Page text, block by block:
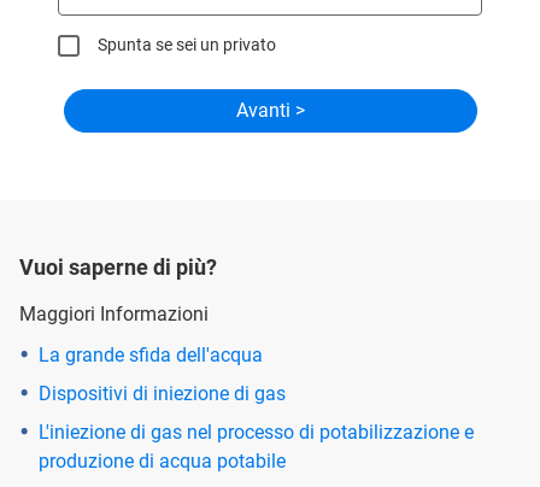
Spunta se sei un privato
Vuoi saperne di più?
Maggiori Informazioni
La grande sfida dell'acqua
Dispositivi di iniezione di gas
L'iniezione di gas nel processo di potabilizzazione e
produzione di acqua potabile